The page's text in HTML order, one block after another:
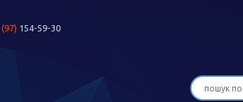
(97) 154-59-30